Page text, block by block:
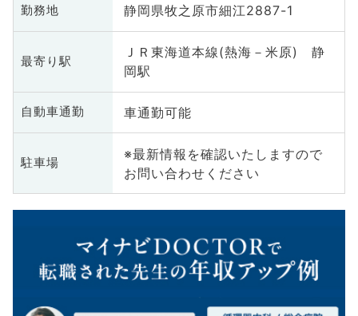
勤務地 静岡県牧之原市細江2887-1
最寄り駅
ＪＲ東海道本線(熱海－米原) 静
岡駅
自動車通勤 車通勤可能
駐車場
※最新情報を確認いたしますので
お問い合わせください